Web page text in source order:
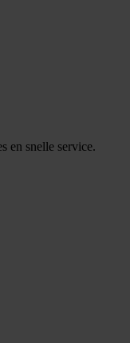
en snelle service.